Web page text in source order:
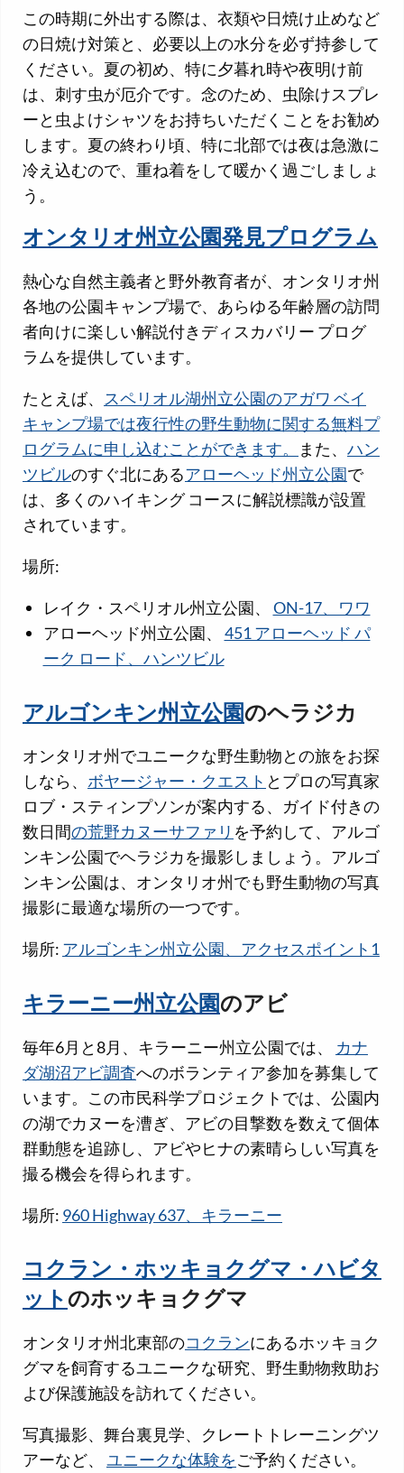
この時期に外出する際は、衣類や日焼け止めなど
の日焼け対策と、必要以上の水分を必ず持参して
ください。夏の初め、特に夕暮れ時や夜明け前
は、刺す虫が厄介です。念のため、虫除けスプレ
ーと虫よけシャツをお持ちいただくことをお勧め
します。夏の終わり頃、特に北部では夜は急激に
冷え込むので、重ね着をして暖かく過ごしましょ
う。
オンタリオ州立公園発見プログラム
熱心な自然主義者と野外教育者が、オンタリオ州
各地の公園キャンプ場で、あらゆる年齢層の訪問
者向けに楽しい解説付きディスカバリー プログ
ラムを提供しています。
たとえば、
スペリオル湖州立公園のアガワ ベイ
キャンプ場では夜行性の野生動物に関する無料プ
ログラムに申し込むことができます。
また、 ハン
ツビルのすぐ北にあるアローヘッド州立公園で
は、多くのハイキング コースに解説標識が設置
されています。
場所:
レイク・スペリオル州立公園、 ON-17、ワワ
アローヘッド州立公園、 451 アローヘッド パ
ーク ロード、ハンツビル
アルゴンキン州立公園のヘラジカ
オンタリオ州でユニークな野生動物との旅をお探
しなら、 ボヤージャー・クエスト とプロの写真家
ロブ・スティンプソンが案内する、ガイド付きの
数日間の荒野カヌーサファリ を予約して、アルゴ
ンキン公園でヘラジカを撮影しましょう。アルゴ
ンキン公園は、オンタリオ州でも野生動物の写真
撮影に最適な場所の一つです。
場所: アルゴンキン州立公園、アクセスポイント1
キラーニー州立公園のアビ
毎年6月と8月、キラーニー州立公園では、 カナ
ダ湖沼アビ調査へのボランティア参加を募集して
います。この市民科学プロジェクトでは、公園内
の湖でカヌーを漕ぎ、アビの目撃数を数えて個体
群動態を追跡し、アビやヒナの素晴らしい写真を
撮る機会を得られます。
場所: 960 Highway 637、キラーニー
コクラン・ホッキョクグマ・ハビタ
ットのホッキョクグマ
オンタリオ州北東部のコクランにあるホッキョク
グマを飼育するユニークな研究、野生動物救助お
よび保護施設を訪れてください。
写真撮影、舞台裏見学、クレートトレーニングツ
アーなど、 ユニークな体験をご予約ください。